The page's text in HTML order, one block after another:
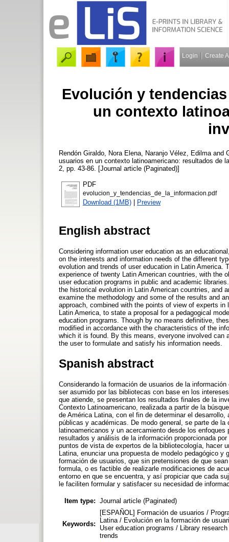
Login Create
Evolución y
un contexto
Rendón Giraldo, Nora Elena Naranjo Vélez, Edilma and
usuarios en un contexto latinoamericano: resultados de
2, pp. 43-86. [Journal article (Paginated)]
PDF
evolucion_y_tendencias_de_la_informacion.pdf
Download (1MB) | Preview
English abstract
Considering information user education as an
on the interests and information needs of the different
evolution and trends of user education in Latin America.
experience of twenty Latin American countries, with the
user education programs in public and academic
the historical evolution in Latin American countries, and
examine the methodology and some of the results and
approach, combined with the points of view of experts
Latin America, to state a proposal for a pedagogical
education programs. Though by no means definitive,
modified in accordance with the characteristics of the
which it is found. By this means, everyone involved can
the user to formulate and satisfy his information needs.
Spanish abstract
Considerando la formación de usuarios de la
ser asumido por las bibliotecas con base en los
que atiende, se presentan los resultados finales de la
Contexto Latinoamericano, realizada a partir de la
de América Latina, con el fin de determinar el
públicas y académicas. De modo general, se parte de
latinoamericanos y un acercamiento desde los
resultados y análisis de la información proporcionada
puntos de vista de expertos de la bibliotecología, hacer
Latina, enunciar una propuesta de modelo pedagógico
formación de usuarios, que sin pretensiones de que
formula, o es factible de realizarle modificaciones de
entorno en que se encuentra, y así propiciar que cada
le faciliten formular y satisfacer su necesidad de
Item type: Journal article (Paginated)
Keywords:
[ESPAÑOL] Formación de usuarios /
Latina / Evolución en la formación de
User education programs / Library
trends